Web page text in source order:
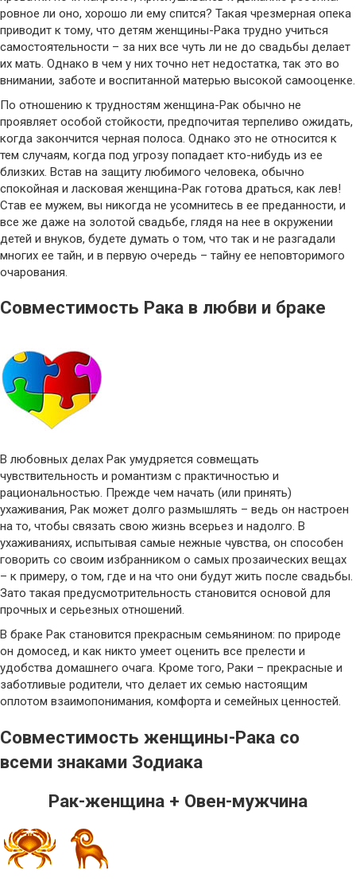
ровное ли оно, хорошо ли ему спится? Такая чрезмерная опека
приводит к тому, что детям женщины-Рака трудно учиться
самостоятельности – за них все чуть ли не до свадьбы делает
их мать. Однако в чем у них точно нет недостатка, так это во
внимании, заботе и воспитанной матерью высокой самооценке.
По отношению к трудностям женщина-Рак обычно не
проявляет особой стойкости, предпочитая терпеливо ожидать,
когда закончится черная полоса. Однако это не относится к
тем случаям, когда под угрозу попадает кто-нибудь из ее
близких. Встав на защиту любимого человека, обычно
спокойная и ласковая женщина-Рак готова драться, как лев!
Став ее мужем, вы никогда не усомнитесь в ее преданности, и
все же даже на золотой свадьбе, глядя на нее в окружении
детей и внуков, будете думать о том, что так и не разгадали
многих ее тайн, и в первую очередь – тайну ее неповторимого
очарования.
Совместимость Рака в любви и браке
В любовных делах Рак умудряется совмещать
чувствительность и романтизм с практичностью и
рациональностью. Прежде чем начать (или принять)
ухаживания, Рак может долго размышлять – ведь он настроен
на то, чтобы связать свою жизнь всерьез и надолго. В
ухаживаниях, испытывая самые нежные чувства, он способен
говорить со своим избранником о самых прозаических вещах
– к примеру, о том, где и на что они будут жить после свадьбы.
Зато такая предусмотрительность становится основой для
прочных и серьезных отношений.
В браке Рак становится прекрасным семьянином: по природе
он домосед, и как никто умеет оценить все прелести и
удобства домашнего очага. Кроме того, Раки – прекрасные и
заботливые родители, что делает их семью настоящим
оплотом взаимопонимания, комфорта и семейных ценностей.
Совместимость женщины-Рака со
всеми знаками Зодиака
Рак-женщина + Овен-мужчина